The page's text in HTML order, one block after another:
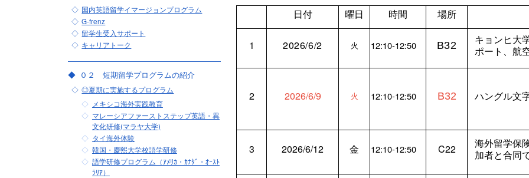
日付 曜日 時間 場所
1 2026/6/2 火 12:10-12:50 B32
キョンヒ大
ポート、航
2 2026/6/9 火 12:10-12:50 B32 ハングル文
3 2026/6/12 金 12:10-12:50 C22
海外留学保
加者と合同
国内英語留学イマージョンプログラム
G-frenz
留学生受入サポート
キャリアトーク
０２ 短期留学プログラムの紹介
◎夏期に実施するプログラム
メキシコ海外実践教育
マレーシアファーストステップ英語・異
文化研修(マラヤ大学)
タイ海外体験
韓国・慶煕大学校語学研修
語学研修プログラム（ｱﾒﾘｶ・ｶﾅﾀﾞ・ｵｰｽﾄ
ﾗﾘｱ）